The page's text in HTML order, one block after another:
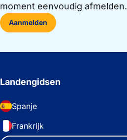
moment eenvoudig afmelden.
Aanmelden
Landengidsen
Spanje
Frankrijk